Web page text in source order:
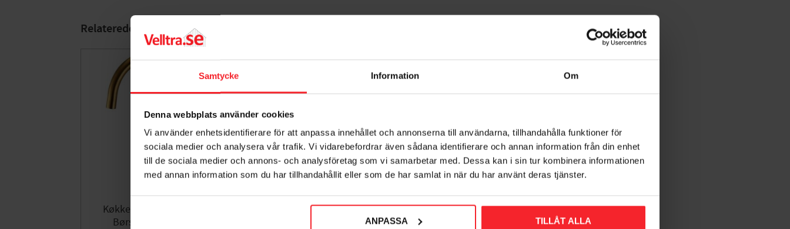
Samtycke Information Om
Denna webbplats använder cookies
Vi använder enhetsidentifierare för att anpassa innehållet och annonserna till användarna, tillhandahålla funktioner för
sociala medier och analysera vår trafik. Vi vidarebefordrar även sådana identifierare och annan information från din enhet
till de sociala medier och annons- och analysföretag som vi samarbetar med. Dessa kan i sin tur kombinera informationen
med annan information som du har tillhandahållit eller som de har samlat in när du har använt deras tjänster.
ANPASSA TILLÅT ALLA
Relaterede produkter
Køkkenarmatur Imperia
Børstet Guld Adora